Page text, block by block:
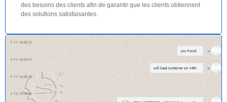
des besoins des clients afin de garantir que les clients obtiennent
des solutions satisfaisantes.